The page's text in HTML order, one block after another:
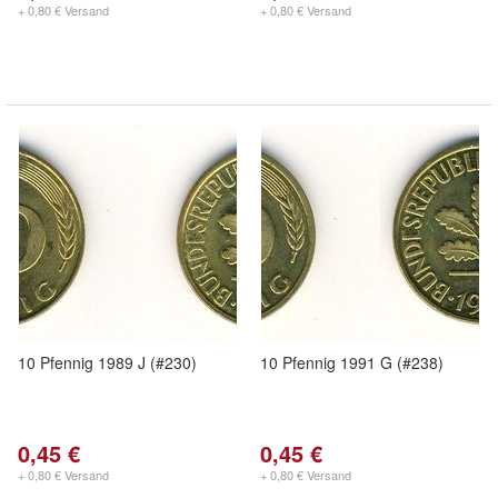
+ 0,80 € Versand + 0,80 € Versand
10 Pfennig 1989 J (#230)
0,45 €
+ 0,80 € Versand
10 Pfennig 1991 G (#238)
0,45 €
+ 0,80 € Versand